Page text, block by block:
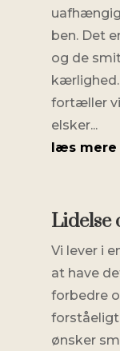
ben. Det
og de
fortæller vi
elsker...
læs mere
Lidelse
Vi lever i
at have
forbedre
ønsker